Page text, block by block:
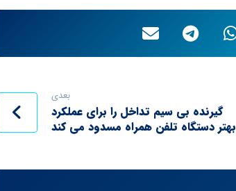
بعدی
گیرنده بی سیم تداخل را برای عملکرد
بهتر دستگاه تلفن همراه مسدود می کند